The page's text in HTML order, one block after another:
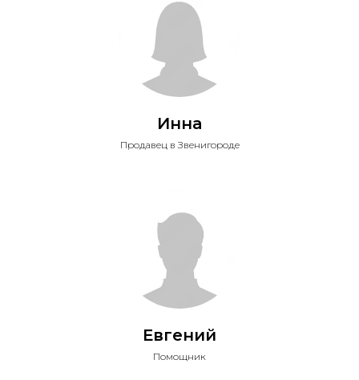
Инна
Продавец в Звенигороде
Евгений
Помощник